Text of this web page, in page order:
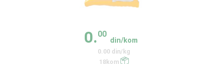
0.00
din/kom
0.00 din/kg
18kom